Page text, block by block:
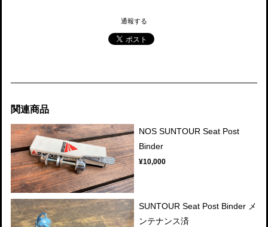
通報する
関連商品
NOS SUNTOUR Seat Post
Binder
¥10,000
SUNTOUR Seat Post Binder メ
ンテナンス済